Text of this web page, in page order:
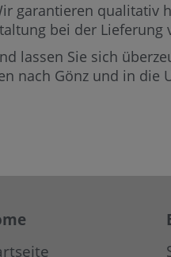
garantieren qualitativ
bei der
lassen Sie sich
nach Gönz und in